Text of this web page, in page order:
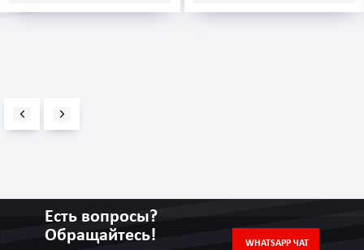
Есть вопросы?
Обращайтесь!
WHATSAPP ЧАТ